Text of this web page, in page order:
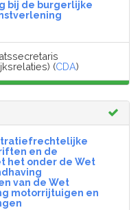
bij de burgerlijke
(CDA)
en de
het onder de Wet
van de Wet
motorrijtuigen en